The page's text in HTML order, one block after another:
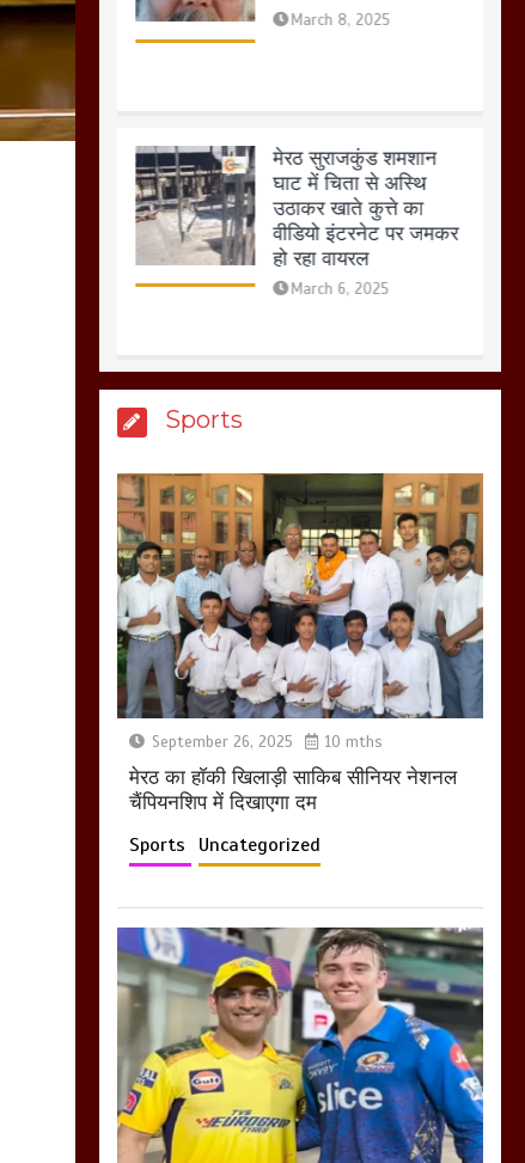
March 8, 2025
मेरठ सुराजकुंड शमशान
घाट में चिता से अस्थि
उठाकर खाते कुत्ते का
वीडियो इंटरनेट पर जमकर
हो रहा वायरल
March 6, 2025
होलिका रखने पर लात मार
की गई गाली गलोच ,कहा
अगर रखी गई होली तो होगा
खून खराबा,
March 11, 2025
आखिर क्यों जैनुल
सालीकिन को शहर काजी
नहीं बनने देना चाहते सुने
क्या कहा मौलाना कारी
शफीकुर्रहमान रहमान ने
March 11, 2025
होकर बागपत में एक संत ने
सरकार को दी आमरण
अनशन की चेतावनी
March 8, 2025
Sports
September 26, 2025 10 mths
मेरठ का हाॅकी खिलाड़ी साकिब सीनियर नेशनल
चैंपियनशिप में दिखाएगा दम
Sports Uncategorized